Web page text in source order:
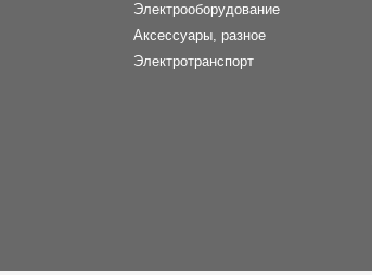
Электрооборудование
Аксессуары, разное
Электротранспорт